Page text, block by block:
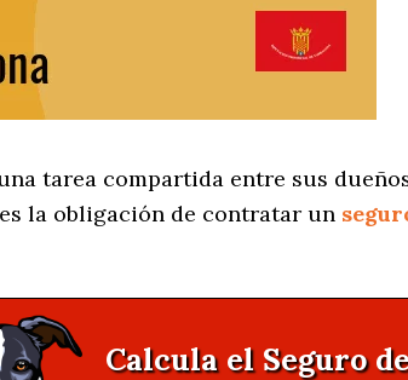
tarea compartida entre sus
la obligación de contratar un
Calcula el Seguro